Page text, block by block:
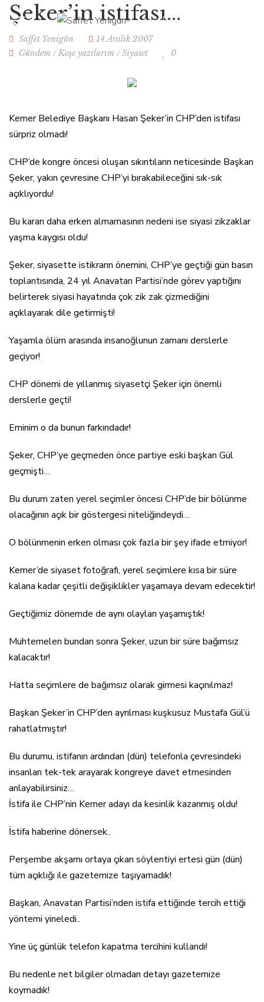
Şeker’in istifası…
Saffet Yenigün
14 Aralık 2007
Gündem /Koşe yazılarım /Siyaset 0
Kemer Belediye Başkanı Hasan Şeker’in CHP’den istifası
sürpriz olmadı!
CHP’de kongre öncesi oluşan sıkıntıların neticesinde Başkan
Şeker, yakın çevresine CHP’yi bırakabileceğini sık-sık
açıklıyordu!
Bu kararı daha erken almamasının nedeni ise siyasi zikzaklar
yaşma kaygısı oldu!
Şeker, siyasette istikrarın önemini, CHP’ye geçtiği gün basın
toplantısında, 24 yıl Anavatan Partisi’nde görev yaptığını
belirterek siyasi hayatında çok zik zak çizmediğini
açıklayarak dile getirmişti!
Yaşamla ölüm arasında insanoğlunun zamanı derslerle
geçiyor!
CHP dönemi de yıllanmış siyasetçi Şeker için önemli
derslerle geçti!
Eminim o da bunun farkındadır!
Şeker, CHP’ye geçmeden önce partiye eski başkan Gül
geçmişti…
Bu durum zaten yerel seçimler öncesi CHP’de bir bölünme
olacağının açık bir göstergesi niteliğindeydi…
O bölünmenin erken olması çok fazla bir şey ifade etmiyor!
Kemer’de siyaset fotoğrafı, yerel seçimlere kısa bir süre
kalana kadar çeşitli değişiklikler yaşamaya devam edecektir!
Geçtiğimiz dönemde de aynı olayları yaşamıştık!
Muhtemelen bundan sonra Şeker, uzun bir süre bağımsız
kalacaktır!
Hatta seçimlere de bağımsız olarak girmesi kaçınılmaz!
Başkan Şeker’in CHP’den ayrılması kuşkusuz Mustafa Gül’ü
rahatlatmıştır!
Bu durumu, istifanın ardından (dün) telefonla çevresindeki
insanları tek-tek arayarak kongreye davet etmesinden
anlayabilirsiniz…
İstifa ile CHP’nin Kemer adayı da kesinlik kazanmış oldu!
İstifa haberine dönersek..
Perşembe akşamı ortaya çıkan söylentiyi ertesi gün (dün)
tüm açıklığı ile gazetemize taşıyamadık!
Başkan, Anavatan Partisi’nden istifa ettiğinde tercih ettiği
yöntemi yineledi..
Yine üç günlük telefon kapatma tercihini kullandı!
Bu nedenle net bilgiler olmadan detayı gazetemize
koymadık!